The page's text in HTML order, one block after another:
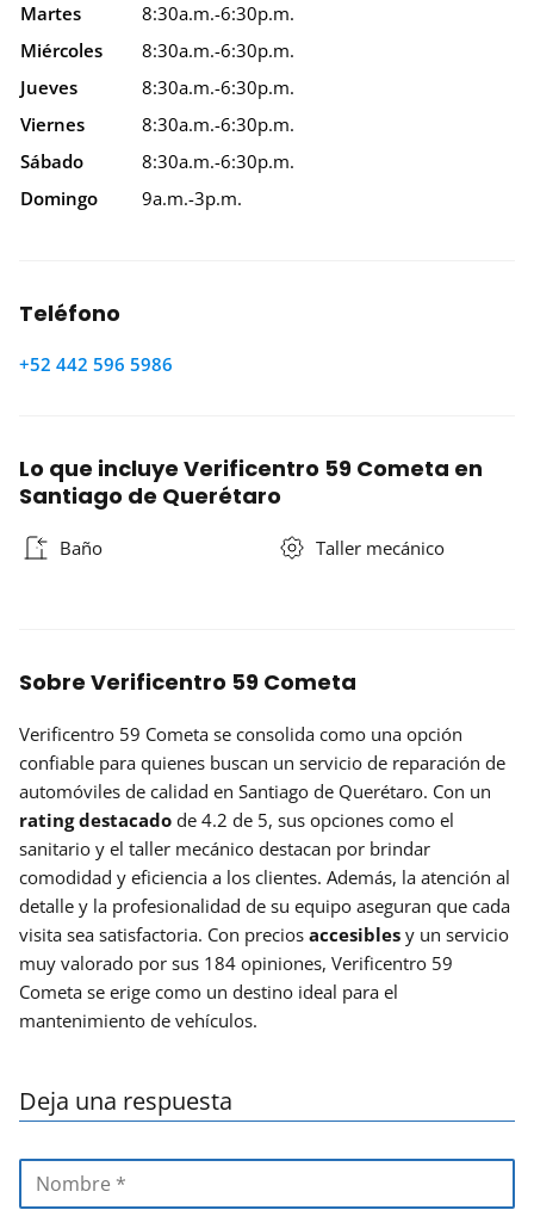
Martes
8:30a.m.-6:30p.m.
Miércoles
8:30a.m.-6:30p.m.
Jueves
8:30a.m.-6:30p.m.
Viernes
8:30a.m.-6:30p.m.
Sábado
8:30a.m.-6:30p.m.
Domingo
9a.m.-3p.m.
Teléfono
+52 442 596 5986
Lo que incluye Verificentro 59 Cometa en
Santiago de Querétaro
Baño Taller mecánico
Sobre Verificentro 59 Cometa
Verificentro 59 Cometa se consolida como una opción
confiable para quienes buscan un servicio de reparación de
automóviles de calidad en Santiago de Querétaro. Con un
rating destacado de 4.2 de 5, sus opciones como el
sanitario y el taller mecánico destacan por brindar
comodidad y eficiencia a los clientes. Además, la atención al
detalle y la profesionalidad de su equipo aseguran que cada
visita sea satisfactoria. Con precios accesibles y un servicio
muy valorado por sus 184 opiniones, Verificentro 59
Cometa se erige como un destino ideal para el
mantenimiento de vehículos.
Deja una respuesta